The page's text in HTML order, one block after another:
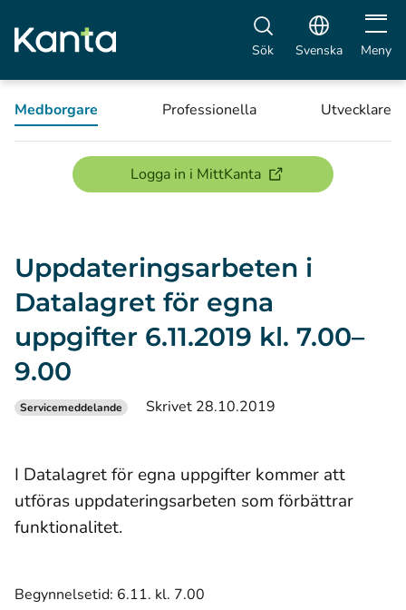
Sök Svenska Öppna
Meny
Medborgare Professionella Utvecklare
Logga in i MittKanta(öppnas i ett nytt
Uppdateringsarbeten i
Datalagret för egna
uppgifter 6.11.2019 kl. 7.00–
9.00
Servicemeddelande Skrivet 28.10.2019
I Datalagret för egna uppgifter kommer att
utföras uppdateringsarbeten som förbättrar
funktionalitet.
Begynnelsetid: 6.11. kl. 7.00